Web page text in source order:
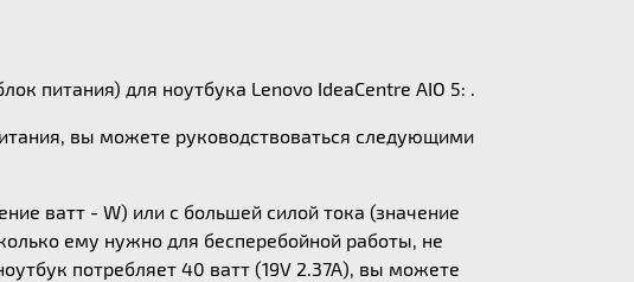
питания) для ноутбука Lenovo IdeaCentre AIO 5: .
вы можете руководствоваться следующими
ватт - W) или с большей силой тока (значение
ему нужно для бесперебойной работы, не
потребляет 40 ватт (19V 2.37A), вы можете